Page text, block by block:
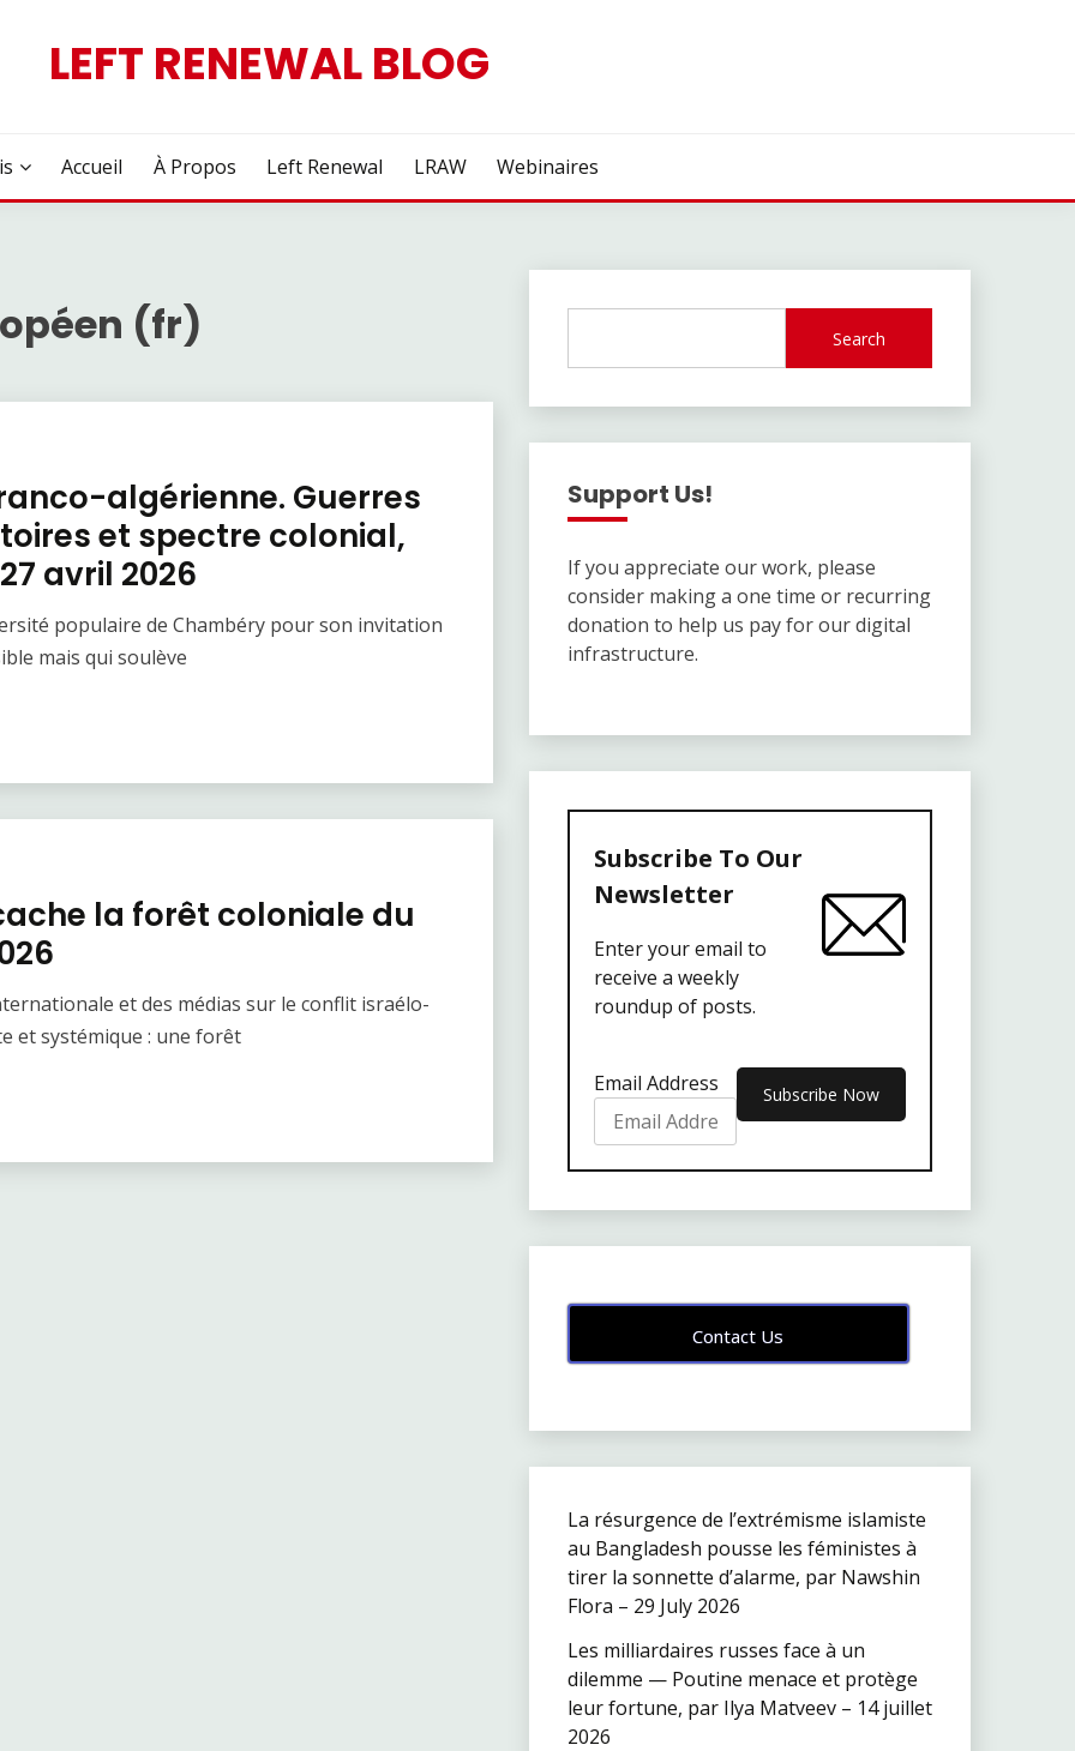
LEFT RENEWAL BLOG
Accueil À Propos Left Renewal LRAW Webinaires
(fr)
algérienne. Guerres
et spectre colonial,
avril 2026
populaire de Chambéry pour son invitation
mais qui soulève
la forêt coloniale du
et des médias sur le conflit israélo-
et systémique : une forêt
Search
Support Us!
If you appreciate our work, please
consider making a one time or recurring
donation to help us pay for our digital
infrastructure.
Subscribe To Our
Newsletter
Enter your email to
receive a weekly
roundup of posts.
Email Address
Contact Us
La résurgence de l’extrémisme islamiste
au Bangladesh pousse les féministes à
tirer la sonnette d’alarme, par Nawshin
Flora – 29 July 2026
Les milliardaires russes face à un
dilemme — Poutine menace et protège
leur fortune, par Ilya Matveev – 14 juillet
2026